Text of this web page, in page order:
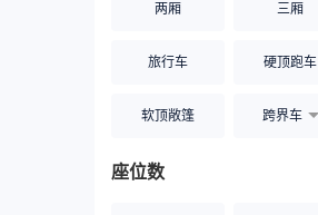
两厢 三厢
旅行车 硬顶跑车
软顶敞篷 跨界车
座位数